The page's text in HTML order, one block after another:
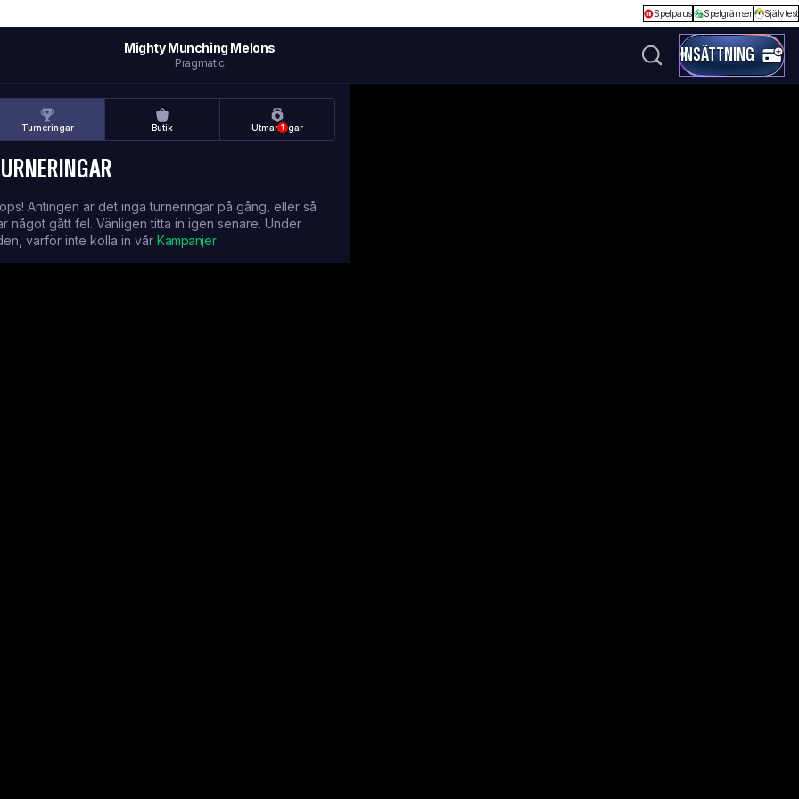
Spelpaus Spelgränser Självtest
Mighty Munching Melons
Pragmatic INSÄTTNING
Turneringar Butik 1
Utmaningar
Antingen är det inga turneringar på gång, eller så
något gått fel. Vänligen titta in igen senare. Under
varför inte kolla in vår Kampanjer